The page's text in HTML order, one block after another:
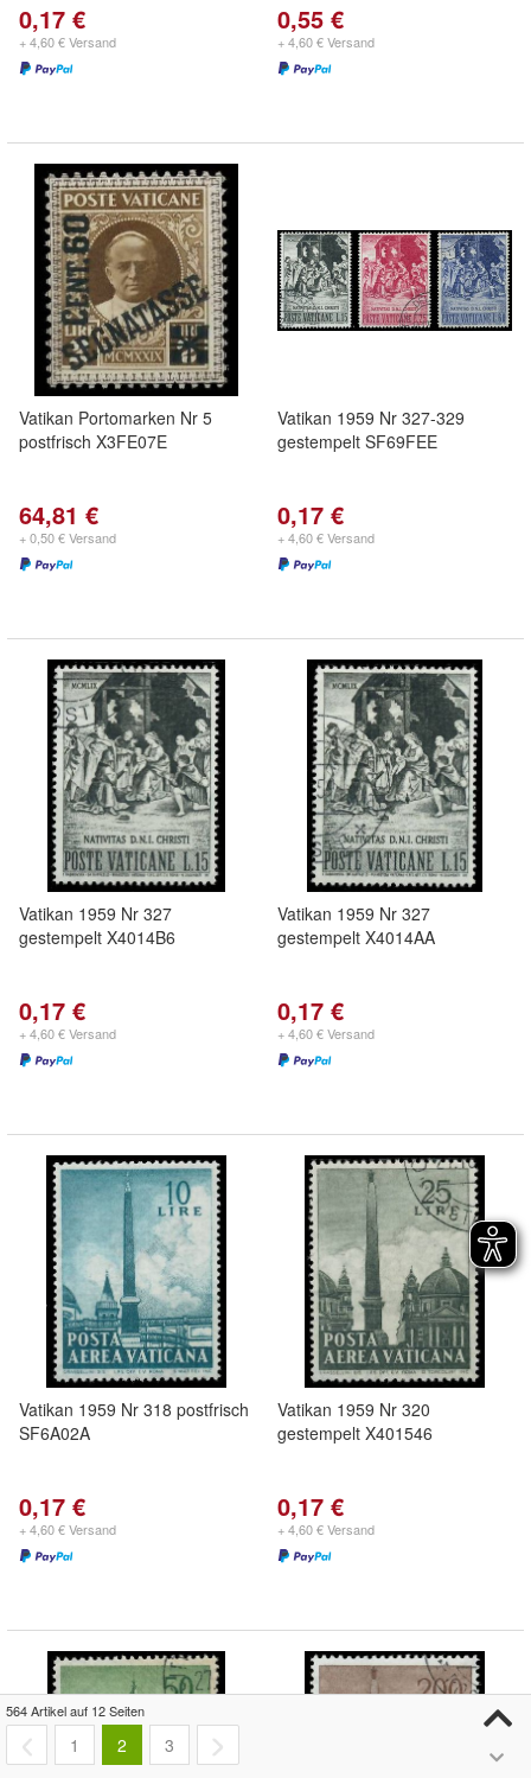
0,17 €
+ 4,60 € Versand
0,55 €
+ 4,60 € Versand
Vatikan Portomarken Nr 5
postfrisch X3FE07E
64,81 €
+ 0,50 € Versand
Vatikan 1959 Nr 327-329
gestempelt SF69FEE
0,17 €
+ 4,60 € Versand
Vatikan 1959 Nr 327
gestempelt X4014B6
0,17 €
+ 4,60 € Versand
Vatikan 1959 Nr 327
gestempelt X4014AA
0,17 €
+ 4,60 € Versand
Vatikan 1959 Nr 318 postfrisch
SF6A02A
0,17 €
+ 4,60 € Versand
Vatikan 1959 Nr 320
gestempelt X401546
0,17 €
+ 4,60 € Versand
564 Artikel auf 12 Seiten
1 2 3